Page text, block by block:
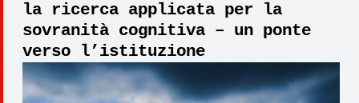
la ricerca applicata per la
sovranità cognitiva – un ponte
verso l’istituzione